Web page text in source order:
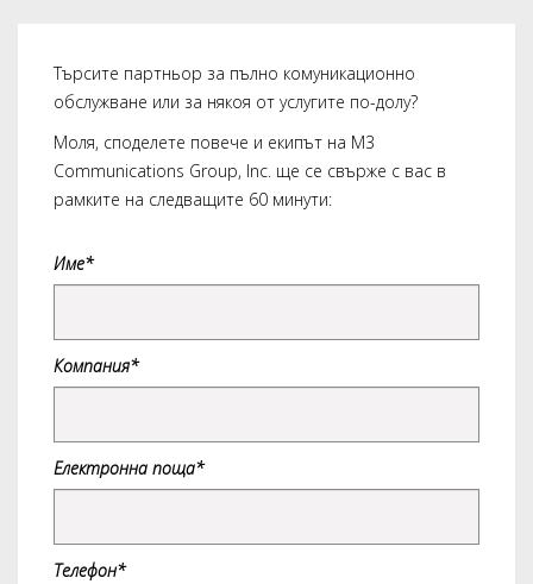
Търсите партньор за пълно комуникационно
обслужване или за някоя от услугите по-долу?
Моля, споделете повече и екипът на M3
Communications Group, Inc. ще се свърже с вас в
рамките на следващите 60 минути:
Име*
Компания*
Електронна поща*
Телефон*